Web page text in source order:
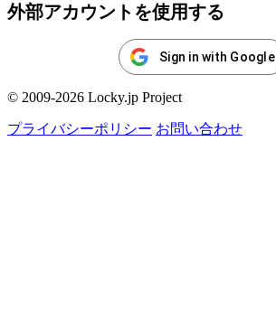
外部アカウントを使用する
Sign in with Google
© 2009-2026 Locky.jp Project
プライバシーポリシー お問い合わせ